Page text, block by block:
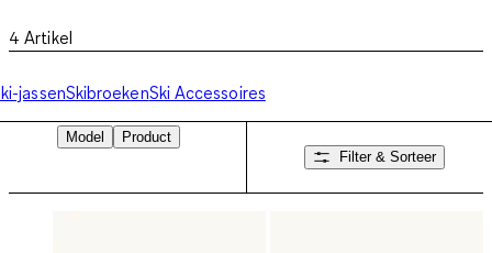
4 Artikel
jassenSkibroekenSki Accessoires
Model
Product
Filter & Sorteer